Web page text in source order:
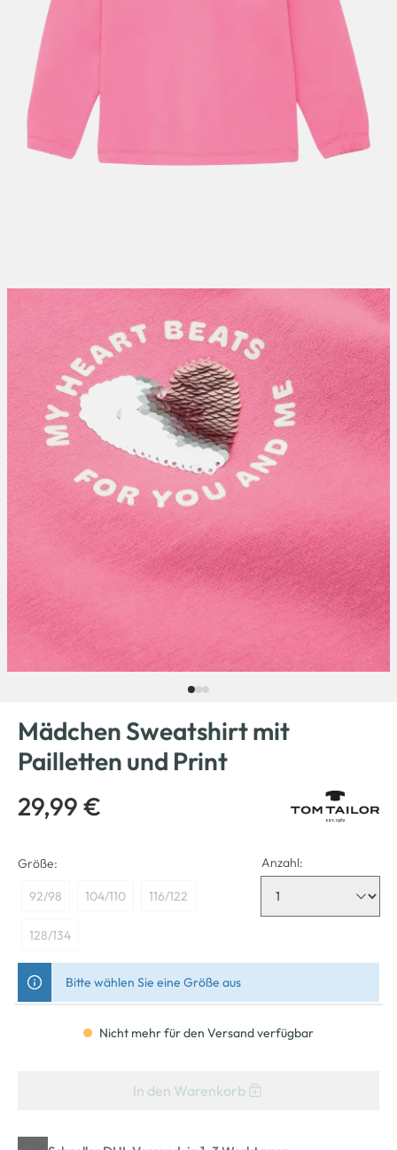
Mädchen Sweatshirt mit
Pailletten und Print
29,99 €
Größe:
92/98 104/110 116/122
128/134
Anzahl:
Bitte wählen Sie eine Größe aus
Nicht mehr für den Versand verfügbar
In den Warenkorb